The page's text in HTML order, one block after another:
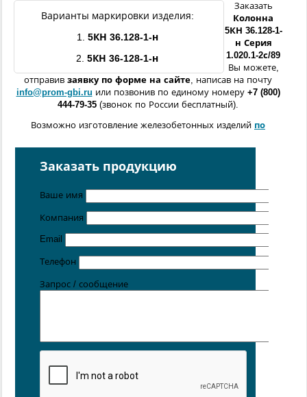
Варианты маркировки изделия:
1. 5КН 36.128-1-н
2. 5КН 36-128-1-н
Заказать
Колонна
5КН 36.128-1-
н Серия
1.020.1-2с/89
Вы можете,
отправив заявку по форме на сайте, написав на почту
info@prom-gbi.ru или позвонив по единому номеру +7 (800)
444-79-35 (звонок по России бесплатный).
Возможно изготовление железобетонных изделий по
расположенных вСанкт-Петербурге
Цена от 5 руб. / кг
Заказать продукцию
Ваше имя
Компания
Email
Телефон
Запрос / сообщение